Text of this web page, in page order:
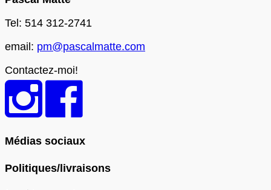
Tel: 514 312-2741
email: pm@pascalmatte.com
Contactez-moi!
Médias sociaux
Politiques/livraisons